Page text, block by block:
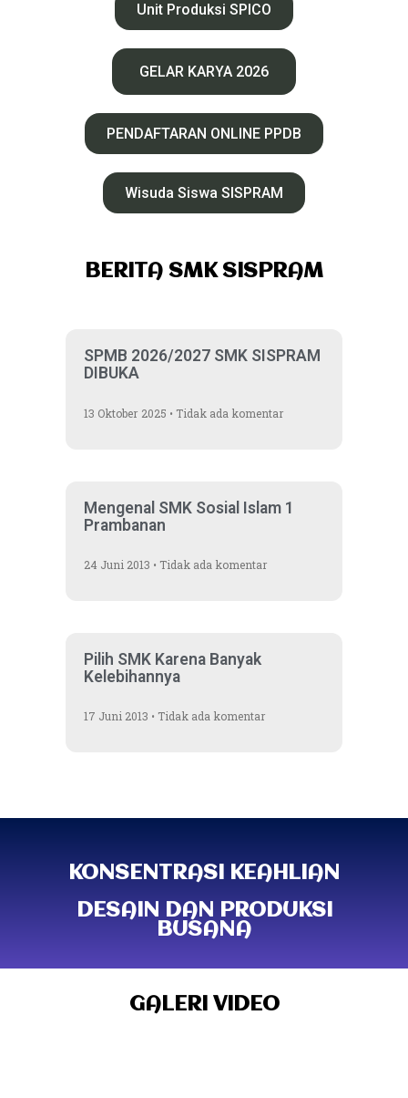
Unit Produksi SPICO
GELAR KARYA 2026
PENDAFTARAN ONLINE PPDB
Wisuda Siswa SISPRAM
BERITA SMK SISPRAM
SPMB 2026/2027 SMK SISPRAM
DIBUKA
13 Oktober 2025 Tidak ada komentar
Mengenal SMK Sosial Islam 1
Prambanan
24 Juni 2013 Tidak ada komentar
Pilih SMK Karena Banyak
Kelebihannya
17 Juni 2013 Tidak ada komentar
KONSENTRASI KEAHLIAN
DESAIN DAN PRODUKSI
BUSANA
GALERI VIDEO